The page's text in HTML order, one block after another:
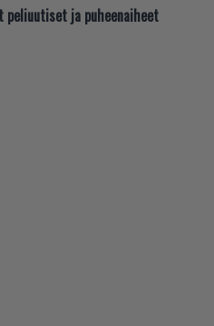
peliuutiset ja puheenaiheet